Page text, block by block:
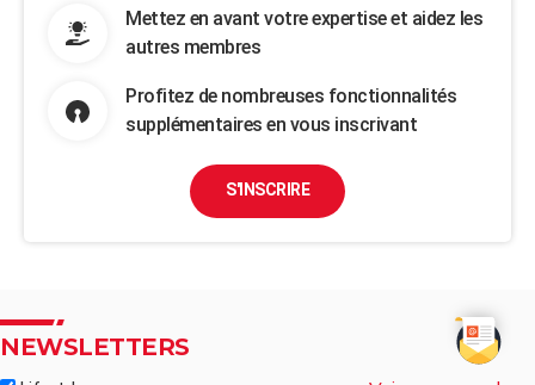
Mettez en avant votre expertise et aidez les
autres membres
Profitez de nombreuses fonctionnalités
supplémentaires en vous inscrivant
S'INSCRIRE
NEWSLETTERS